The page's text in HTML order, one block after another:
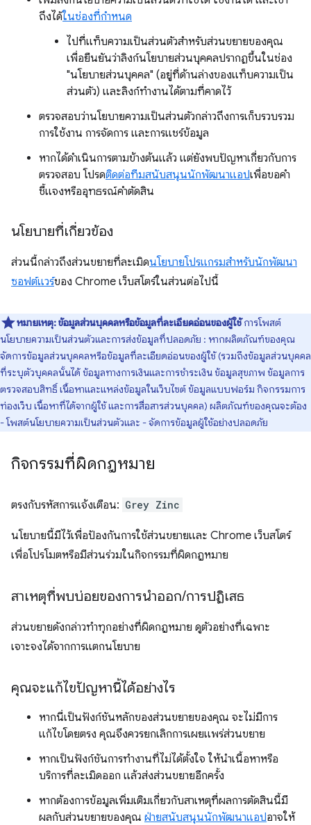
ถึงได้ในช่องที่กำหนด
ไปที่แท็บความเป็นส่วนตัวสำหรับส่วนขยายของคุณ
เพื่อยืนยันว่าลิงก์นโยบายส่วนบุคคลปรากฏขึ้นในช่อง
"นโยบายส่วนบุคคล" (อยู่ที่ด้านล่างของแท็บความเป็น
ส่วนตัว) และลิงก์ทำงานได้ตามที่คาดไว้
ตรวจสอบว่านโยบายความเป็นส่วนตัวกล่าวถึงการเก็บรวบรวม
การใช้งาน การจัดการ และการแชร์ข้อมูล
หากได้ดำเนินการตามข้างต้นแล้ว แต่ยังพบปัญหาเกี่ยวกับการ
ตรวจสอบ โปรดติดต่อทีมสนับสนุนนักพัฒนาแอปเพื่อขอคำ
ชี้แจงหรืออุทธรณ์คำตัดสิน
นโยบายที่เกี่ยวข้อง
ส่วนนี้กล่าวถึงส่วนขยายที่ละเมิดนโยบายโปรแกรมสำหรับนักพัฒนา
ซอฟต์แวร์ของ Chrome เว็บสโตร์ในส่วนต่อไปนี้
หมายเหตุ:ข้อมูลส่วนบุคคลหรือข้อมูลที่ละเอียดอ่อนของผู้ใช้การโพสต์
นโยบายความเป็นส่วนตัวและการส่งข้อมูลที่ปลอดภัย : หากผลิตภัณฑ์ของคุณ
จัดการข้อมูลส่วนบุคคลหรือข้อมูลที่ละเอียดอ่อนของผู้ใช้ (รวมถึงข้อมูลส่วนบุคคล
ที่ระบุตัวบุคคลนั้นได้ ข้อมูลทางการเงินและการชำระเงิน ข้อมูลสุขภาพ ข้อมูลการ
ตรวจสอบสิทธิ์ เนื้อหาและแหล่งข้อมูลในเว็บไซต์ ข้อมูลแบบฟอร์ม กิจกรรมการ
ท่องเว็บ เนื้อหาที่ได้จากผู้ใช้ และการสื่อสารส่วนบุคคล) ผลิตภัณฑ์ของคุณจะต้อง
- โพสต์นโยบายความเป็นส่วนตัวและ - จัดการข้อมูลผู้ใช้อย่างปลอดภัย
กิจกรรมที่ผิดกฎหมาย
ตรงกับรหัสการแจ้งเตือน: Grey Zinc
นโยบายนี้มีไว้เพื่อป้องกันการใช้ส่วนขยายและ Chrome เว็บสโตร์
เพื่อโปรโมตหรือมีส่วนร่วมในกิจกรรมที่ผิดกฎหมาย
สาเหตุที่พบบ่อยของการนำออก/การปฏิเสธ
ส่วนขยายดังกล่าวทำทุกอย่างที่ผิดกฎหมาย ดูตัวอย่างที่เฉพาะ
เจาะจงได้จากการแตกนโยบาย
คุณจะแก้ไขปัญหานี้ได้อย่างไร
หากนี่เป็นฟังก์ชันหลักของส่วนขยายของคุณ จะไม่มีการ
แก้ไขโดยตรง คุณจึงควรยกเลิกการเผยแพร่ส่วนขยาย
หากเป็นฟังก์ชันการทำงานที่ไม่ได้ตั้งใจ ให้นำเนื้อหาหรือ
บริการที่ละเมิดออก แล้วส่งส่วนขยายอีกครั้ง
หากต้องการข้อมูลเพิ่มเติมเกี่ยวกับสาเหตุที่ผลการตัดสินนี้มี
ผลกับส่วนขยายของคุณ ฝ่ายสนับสนุนนักพัฒนาแอปอาจให้